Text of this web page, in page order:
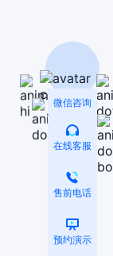
微信咨询
在线客服
售前电话
预约演示